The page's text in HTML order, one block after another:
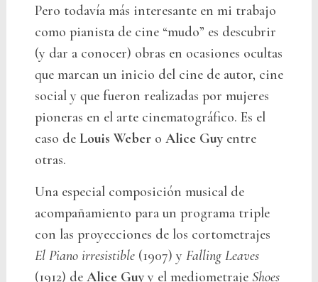
Pero todavía más interesante en mi trabajo
como pianista de cine “mudo” es descubrir
(y dar a conocer) obras en ocasiones ocultas
que marcan un inicio del cine de autor, cine
social y que fueron realizadas por mujeres
pioneras en el arte cinematográfico. Es el
caso de Louis Webero Alice Guyentre
otras.
Una especial composición musical de
acompañamiento para un programa triple
con las proyecciones de los cortometrajes
El Piano irresistible(1907) y Falling Leaves
(1912) de Alice Guyy el mediometraje Shoes